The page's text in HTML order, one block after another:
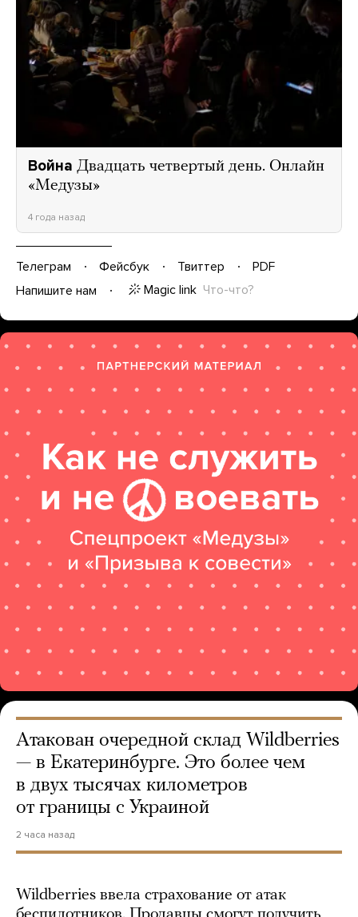
Война Двадцать четвертый день. Онлайн
«Медузы»
4 года назад
Телеграм Фейсбук Твиттер
PDF
Напишите нам
Magic link Что-что?
Атакован очередной склад Wildberries
— в Екатеринбурге. Это более чем
в двух тысячах километров
от границы с Украиной
2 часа назад
Wildberries ввела страхование от атак